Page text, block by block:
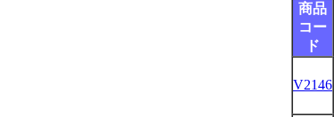
商品
コー
ド
V2146